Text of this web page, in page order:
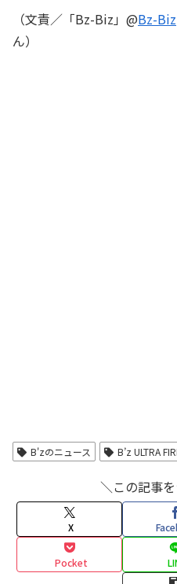
（文責／「Bz-Biz」@Bz-Biz
ん）
B'zのニュース B’z ULTRA
＼この記事
X
Pocket